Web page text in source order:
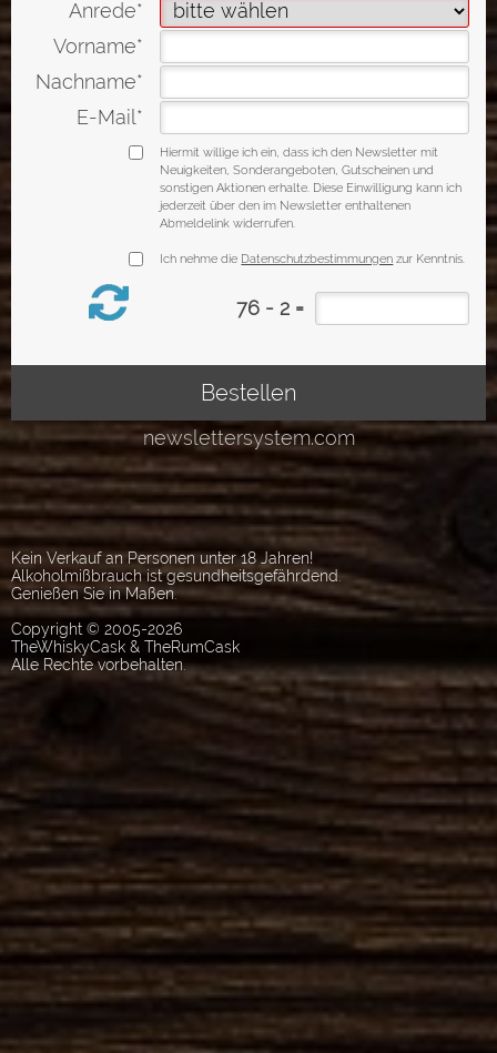
Kein Verkauf an Personen unter 18 Jahren!
Alkoholmißbrauch ist gesundheitsgefährdend.
Genießen Sie in Maßen.
Copyright © 2005-2026
TheWhiskyCask & TheRumCask
Alle Rechte vorbehalten.